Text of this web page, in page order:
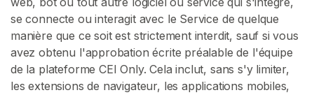
se connecte ou interagit avec le Service de quelque
manière que ce soit est strictement interdit, sauf si vous
avez obtenu l'approbation écrite préalable de l'équipe
de la plateforme CEI Only. Cela inclut, sans s'y limiter,
les extensions de navigateur, les applications mobiles,